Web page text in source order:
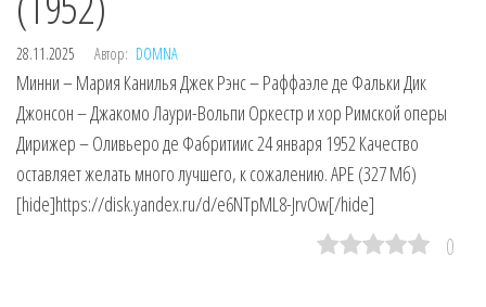
28.11.2025 Автор: DOMNA
Минни – Мария Канилья Джек Рэнс – Раффаэле де Фальки Дик
Джонсон – Джакомо Лаури-Вольпи Оркестр и хор Римской оперы
Дирижер – Оливьеро де Фабритиис 24 января 1952 Качество
оставляет желать много лучшего, к сожалению. APE (327 Мб)
[hide]https://disk.yandex.ru/d/e6NTpML8-JrvOw[/hide]
0